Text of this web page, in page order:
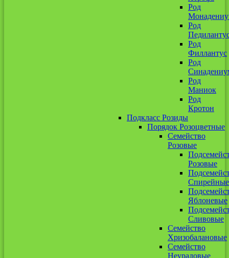
Род
Род
Род
Филлантус
Род
Род
Маниок
Род
Кротон
Подкласс Розиды
Порядок Розоцветные
Семейство
Розовые
Розовые
Спирейные
Яблоневые
Сливовые
Семейство
Хризобалановые
Семейство
Неурадовые